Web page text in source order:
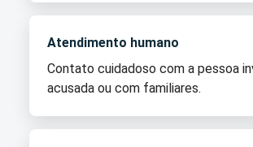
Atendimento humano
Contato cuidadoso com a pessoa
acusada ou com familiares.